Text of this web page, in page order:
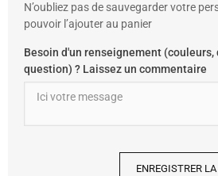
N’oubliez pas de sauvegarder votre
pouvoir l’ajouter au panier
Besoin d'un renseignement (couleurs,
question) ? Laissez un commentaire
ENREGISTRER